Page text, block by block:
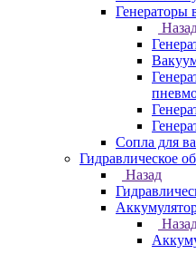
Генераторы
Сопла для
Гидравлическое
Назад